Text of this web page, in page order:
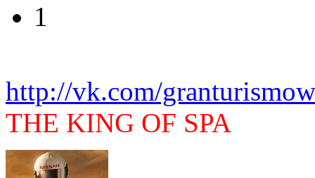
1
http://vk.com/
THE KING OF SPA